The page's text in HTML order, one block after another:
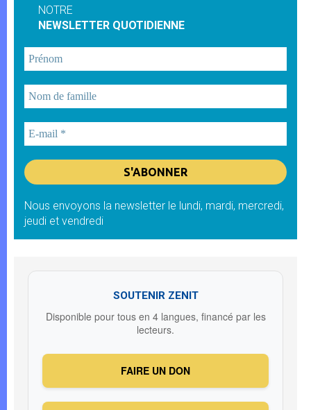
NOTRE
NEWSLETTER QUOTIDIENNE
Nous envoyons la newsletter le lundi, mardi, mercredi,
jeudi et vendredi
SOUTENIR ZENIT
Disponible pour tous en 4 langues, financé par les
lecteurs.
FAIRE UN DON